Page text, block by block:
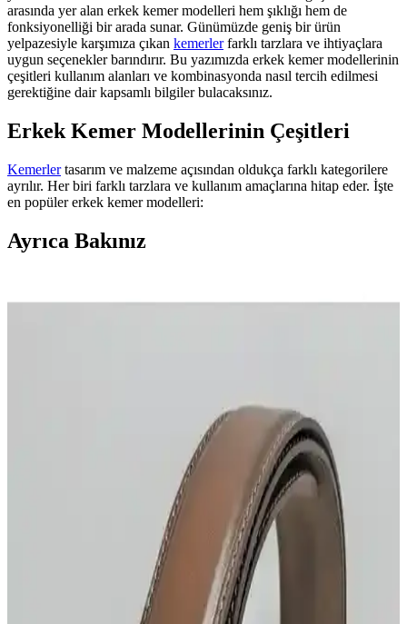
arasında yer alan erkek kemer modelleri hem şıklığı hem de
fonksiyonelliği bir arada sunar. Günümüzde geniş bir ürün
yelpazesiyle karşımıza çıkan kemerlerfarklı tarzlara ve ihtiyaçlara
uygun seçenekler barındırır. Bu yazımızda erkek kemer modellerinin
çeşitleri kullanım alanları ve kombinasyonda nasıl tercih edilmesi
gerektiğine dair kapsamlı bilgiler bulacaksınız.
Erkek Kemer Modellerinin Çeşitleri
Kemerlertasarım ve malzeme açısından oldukça farklı kategorilere
ayrılır. Her biri farklı tarzlara ve kullanım amaçlarına hitap eder. İşte
en popüler erkek kemer modelleri:
Ayrıca Bakınız
Derili Erkek Kemerleri Karşılaştırması: Gayış Özel
Deribond Erkek Kemerleri Karşılaştırması: Günlük
Kullanım İçin En İyi Seçenekler
Deribond erkek kemerleri, farklı tasarım ve malzemeleriyle günlük
kullanım için ideal seçenekler sunar. Uygun fiyatlı ve şık
modelleriyle kullanıcıların beğenisini kazanır.
Erkek Kemerleri Karşılaştırması: Deribond ve
Bosskan Modellerinin Özellikleri
Deribond ve Bosskan erkek kemerleri arasındaki farkları, kullanıcı
yorumlarını ve özelliklerini inceleyerek en uygun seçimi yapmanıza